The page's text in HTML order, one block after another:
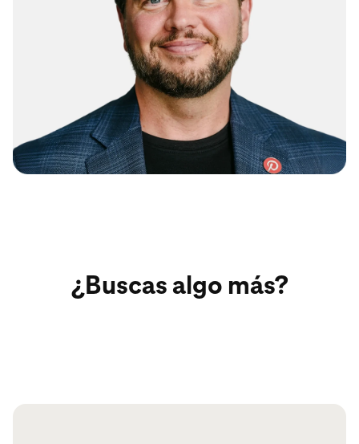
¿Buscas algo más?